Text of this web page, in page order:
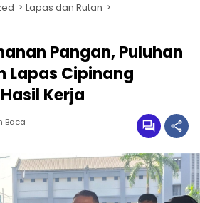
087842777025
Lapas dan Rutan
Pangan, Puluhan
Lapas Cipinang
Kerja
Baca